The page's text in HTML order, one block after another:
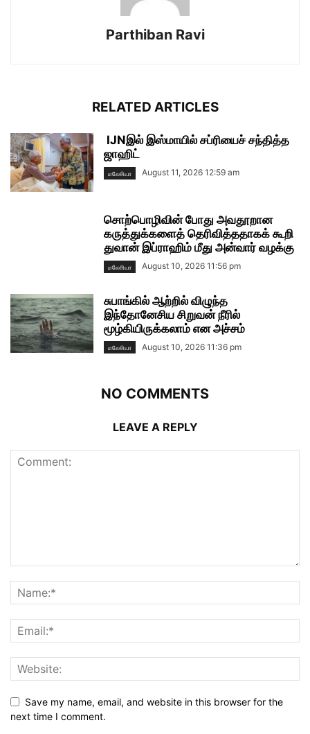
Parthiban Ravi
RELATED ARTICLES
IJNஇல் இஸ்மாயில் சப்ரியைச் சந்தித்த
ஜாஹிட்
மலேசியா August 11, 2026 12:59 am
சொற்பொழிவின் போது அவதூறான
கருத்துக்களைத் தெரிவித்ததாகக் கூறி
துவான் இப்ராஹிம் மீது அன்வார் வழக்கு
மலேசியா August 10, 2026 11:56 pm
சுபாங்கில் ஆற்றில் விழுந்த
இந்தோனேசிய சிறுவன் நீரில்
மூழ்கியிருக்கலாம் என அச்சம்
மலேசியா August 10, 2026 11:36 pm
NO COMMENTS
LEAVE A REPLY
Save my name, email, and website in this browser for the
next time I comment.